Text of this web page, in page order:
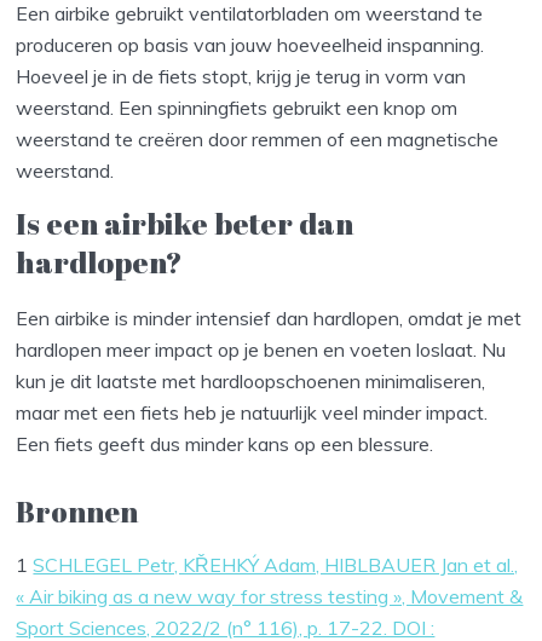
Een airbike gebruikt ventilatorbladen om weerstand te
produceren op basis van jouw hoeveelheid inspanning.
Hoeveel je in de fiets stopt, krijg je terug in vorm van
weerstand. Een spinningfiets gebruikt een knop om
weerstand te creëren door remmen of een magnetische
weerstand.
Is een airbike beter dan
hardlopen?
Een airbike is minder intensief dan hardlopen, omdat je met
hardlopen meer impact op je benen en voeten loslaat. Nu
kun je dit laatste met hardloopschoenen minimaliseren,
maar met een fiets heb je natuurlijk veel minder impact.
Een fiets geeft dus minder kans op een blessure.
Bronnen
1 SCHLEGEL Petr, KŘEHKÝ Adam, HIBLBAUER Jan et al.,
« Air biking as a new way for stress testing », Movement &
Sport Sciences, 2022/2 (n° 116), p. 17-22. DOI :